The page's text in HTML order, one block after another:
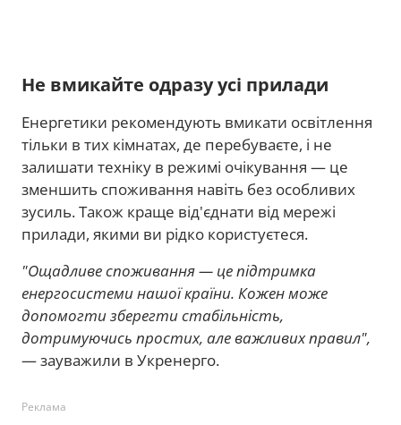
Не вмикайте одразу усі прилади
Енергетики рекомендують вмикати освітлення
тільки в тих кімнатах, де перебуваєте, і не
залишати техніку в режимі очікування — це
зменшить споживання навіть без особливих
зусиль. Також краще від'єднати від мережі
прилади, якими ви рідко користуєтеся.
"Ощадливе споживання — це підтримка
енергосистеми нашої країни. Кожен може
допомогти зберегти стабільність,
дотримуючись простих, але важливих правил",
— зауважили в Укренерго.
Реклама